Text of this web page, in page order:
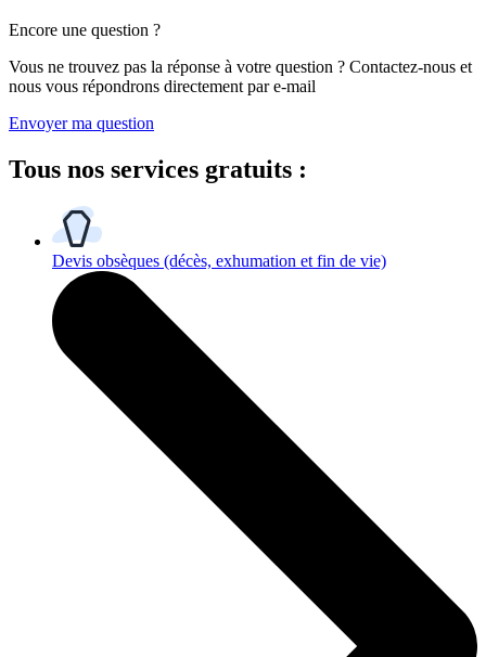
Encore une question ?
Vous ne trouvez pas la réponse à votre question ? Contactez-nous et
nous vous répondrons directement par e-mail
Envoyer ma question
Tous nos services gratuits :
Devis obsèques (décès, exhumation et fin de vie)